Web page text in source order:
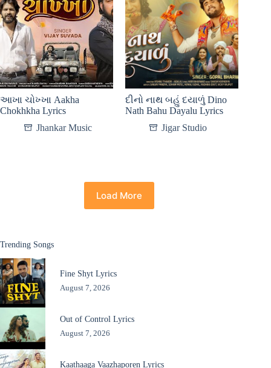
આખા ચોખ્ખા Aakha
Chokhkha Lyrics
Jhankar Music
દીનો નાથ બહું દયાળું Dino
Nath Bahu Dayalu Lyrics
Jigar Studio
Load More
Trending Songs
Fine Shyt Lyrics
August 7, 2026
Out of Control Lyrics
August 7, 2026
Kaathaaga Vaazhaporen Lyrics